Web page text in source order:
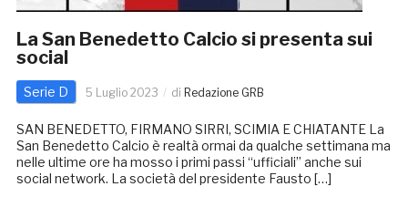
La San Benedetto Calcio si presenta sui
social
Serie D 5 Luglio 2023 di Redazione GRB
SAN BENEDETTO, FIRMANO SIRRI, SCIMIA E CHIATANTE La
San Benedetto Calcio è realtà ormai da qualche settimana ma
nelle ultime ore ha mosso i primi passi “ufficiali” anche sui
social network. La società del presidente Fausto […]